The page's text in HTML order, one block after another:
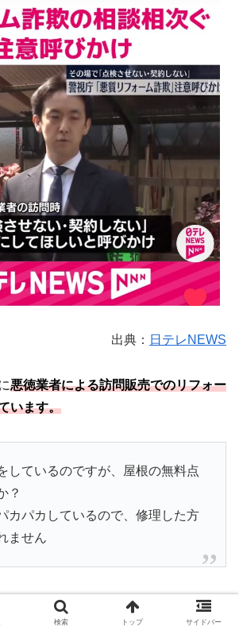
出典： 日テレNEWS
悪徳業者による訪問販売でのリフォー
います。
しているのですが、屋根の無料点
？
カパカしているので、修理した方
ません
出して訪問し、屋根の点検をしようと
意が必要です。
検索 トップ サイドバー